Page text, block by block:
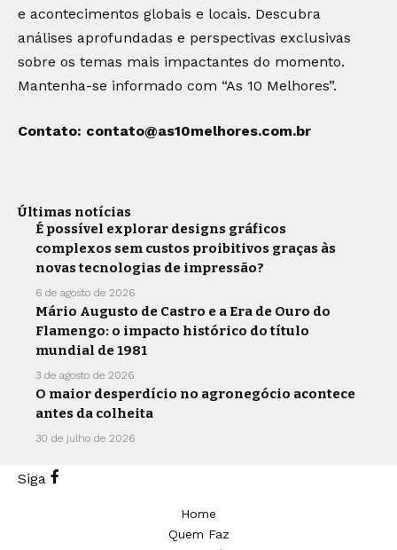
e acontecimentos globais e locais. Descubra
análises aprofundadas e perspectivas exclusivas
sobre os temas mais impactantes do momento.
Mantenha-se informado com “As 10 Melhores”.
Contato: contato@as10melhores.com.br
Últimas notícias
É possível explorar designs gráficos
complexos sem custos proibitivos graças às
novas tecnologias de impressão?
6 de agosto de 2026
Mário Augusto de Castro e a Era de Ouro do
Flamengo: o impacto histórico do título
mundial de 1981
3 de agosto de 2026
O maior desperdício no agronegócio acontece
antes da colheita
30 de julho de 2026
Siga
Home
Quem Faz